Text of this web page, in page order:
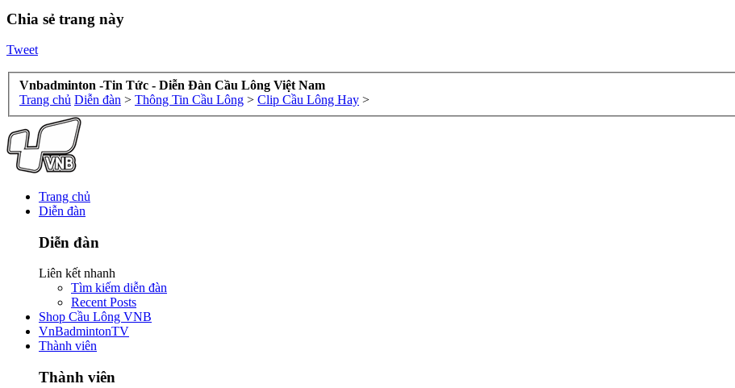
Chia sẻ trang này
Tweet
Vnbadminton -Tin Tức - Diễn Đàn Cầu Lông Việt Nam
Trang chủ Diễn đàn > Thông Tin Cầu Lông > Clip Cầu Lông Hay >
Trang chủ
Diễn đàn
Diễn đàn
Liên kết nhanh
Tìm kiếm diễn đàn
Recent Posts
Shop Cầu Lông VNB
VnBadmintonTV
Thành viên
Thành viên